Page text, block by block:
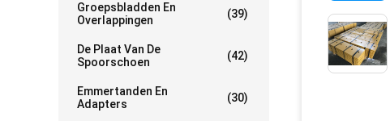
Groepsbladden En
Overlappingen
(39)
De Plaat Van De
Spoorschoen
(42)
Emmertanden En
Adapters
(30)